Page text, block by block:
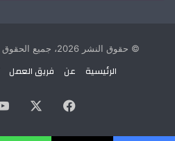
© حقوق النشر 2026، جميع الحقوق محفوظة | الاسلام الحق
الرئيسية عن فريق العمل
فيسبوك